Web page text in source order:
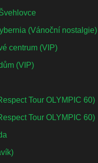
(Vánoční nostalgie)
centrum (VIP)
(VIP)
Tour OLYMPIC 60)
Tour OLYMPIC 60)